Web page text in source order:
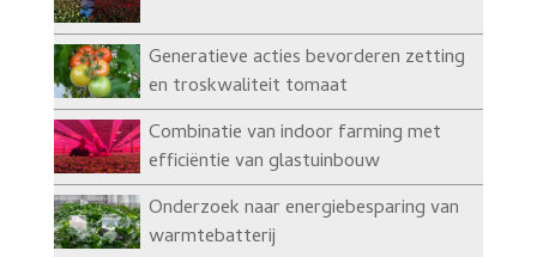
Generatieve acties bevorderen zetting
en troskwaliteit tomaat
Combinatie van indoor farming met
efficiëntie van glastuinbouw
Onderzoek naar energiebesparing van
warmtebatterij